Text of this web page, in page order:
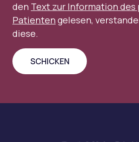
den Text zur Information
Patienten gelesen,
diese.